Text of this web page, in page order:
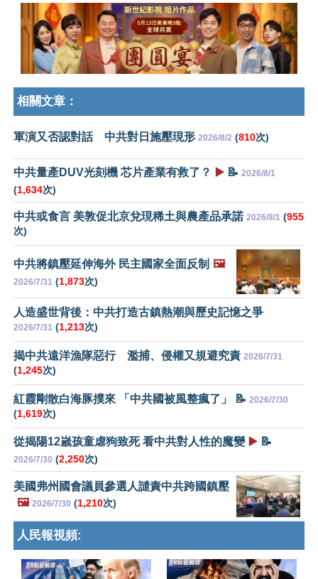
相關文章：
軍演又否認對話 中共對日施壓現形 2026/8/2 (810次)
中共量產DUV光刻機 芯片產業有救了？ ▶️ 📝 2026/8/1
(1,634次)
中共或食言 美敦促北京兌現稀土與農產品承諾 2026/8/1 (955
次)
中共將鎮壓延伸海外 民主國家全面反制 🖼️
2026/7/31 (1,873次)
人造盛世背後：中共打造古鎮熱潮與歷史記憶之爭
2026/7/31 (1,213次)
揭中共遠洋漁隊惡行 濫捕、侵權又規避究責 2026/7/31
(1,245次)
紅霞剛散白海豚撲來 「中共國被風整瘋了」 📝 2026/7/30
(1,619次)
從揭陽12嵗孩童虐狗致死 看中共對人性的魔變 ▶️ 📝
2026/7/30 (2,250次)
美國弗州國會議員參選人譴責中共跨國鎮壓
🖼️ 2026/7/30 (1,210次)
人民報視頻: